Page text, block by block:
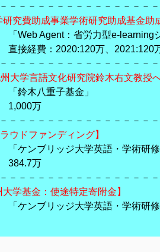
－－－－－－－－－－－－－－－
研究費助成事業学術研究助成基金
労力型e-learningシステ
万、2021:120万、
－－－－－－－－－－－－－－－
大学言語文化研究院鈴木右文教授
子基金」
万
－－－－－－－－－－－－－－－
ファンディング】
学英語・学術研修｜コロ
万
－－－－－－－－－－－－－－－
大学基金：使途特定寄附金】
大学英語・学術研修参